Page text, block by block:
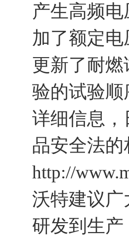
产生高频
加了额定
更新了耐燃
验的试验
详细信息
品安全法
http://
沃特建议
研发到生